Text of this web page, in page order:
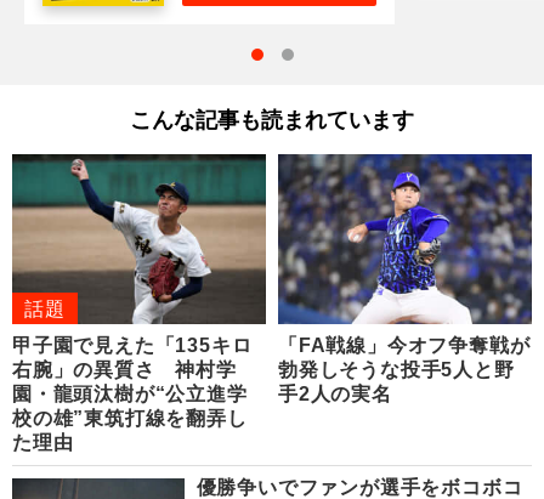
こんな記事も読まれています
話題
甲子園で見えた「135キロ
右腕」の異質さ 神村学
園・龍頭汰樹が“公立進学
校の雄”東筑打線を翻弄し
た理由
「FA戦線」今オフ争奪戦が
勃発しそうな投手5人と野
手2人の実名
優勝争いでファンが選手をボコボコ